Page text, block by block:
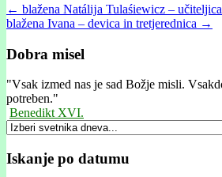
Post
navigation
← blažena Natálĳa Tulaśiewicz –
blažena Ivana – devica in tretjerednica →
Dobra misel
"Vsak izmed nas je sad Božje misli.
potreben."
Benedikt XVI.
Iskanje po datumu